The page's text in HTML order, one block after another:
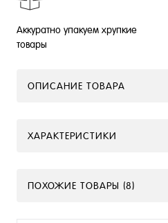
Аккуратно упакуем хрупкие
товары
ОПИСАНИЕ ТОВАРА
ХАРАКТЕРИСТИКИ
ПОХОЖИЕ ТОВАРЫ (8)